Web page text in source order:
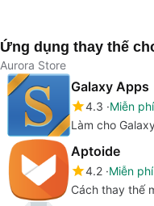
Ứng dụng thay thế
Aurora Store
Galaxy Apps
4.3 Miễn phí
Làm cho
Aptoide
4.2 Miễn phí
Cách thay thế